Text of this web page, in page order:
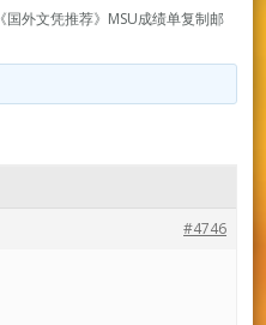
《国外文凭推荐》MSU成绩单复制邮
#4746